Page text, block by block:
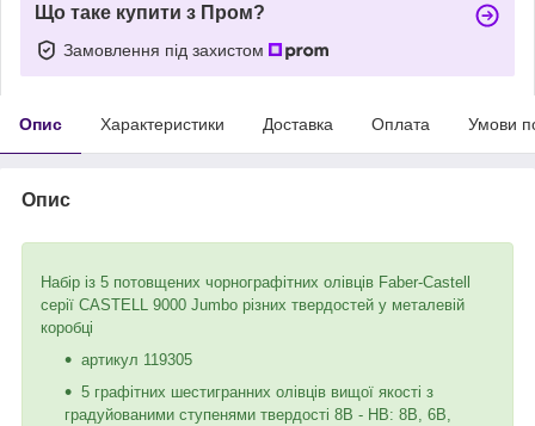
Що таке купити з Пром?
Замовлення під захистом
Опис Характеристики Доставка Оплата Умови
Опис
Набір із 5 потовщених чорнографітних олівців Faber-Castell
серії CASTELL 9000 Jumbo різних твердостей у металевій
коробці
артикул 119305
5 графітних шестигранних олівців вищої якості з
градуйованими ступенями твердості 8B - HВ: 8В, 6B,